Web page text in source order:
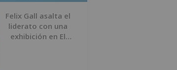
Felix Gall asalta el
liderato con una
exhibición en El